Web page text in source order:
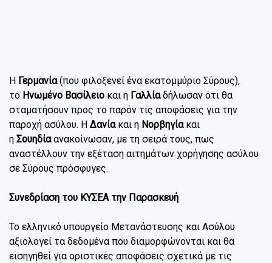
Η Γερμανία(που φιλοξενεί ένα εκατομμύριο Σύρους),
το Ηνωμένο Βασίλειο και η Γαλλίαδήλωσαν ότι θα
σταματήσουν προς το παρόν τις αποφάσεις για την
παροχή ασύλου. ΗΔανίακαι η Νορβηγίακαι
η Σουηδίαανακοίνωσαν, με τη σειρά τους, πως
αναστέλλουν την εξέταση αιτημάτων χορήγησης ασύλου
σε Σύρους πρόσφυγες.
Συνεδρίαση του ΚΥΣΕΑ την Παρασκευή
Το ελληνικό υπουργείο Μετανάστευσης και Ασύλου
αξιολογεί τα δεδομένα που διαμορφώνονται και θα
εισηγηθεί για οριστικές αποφάσεις σχετικά με τις